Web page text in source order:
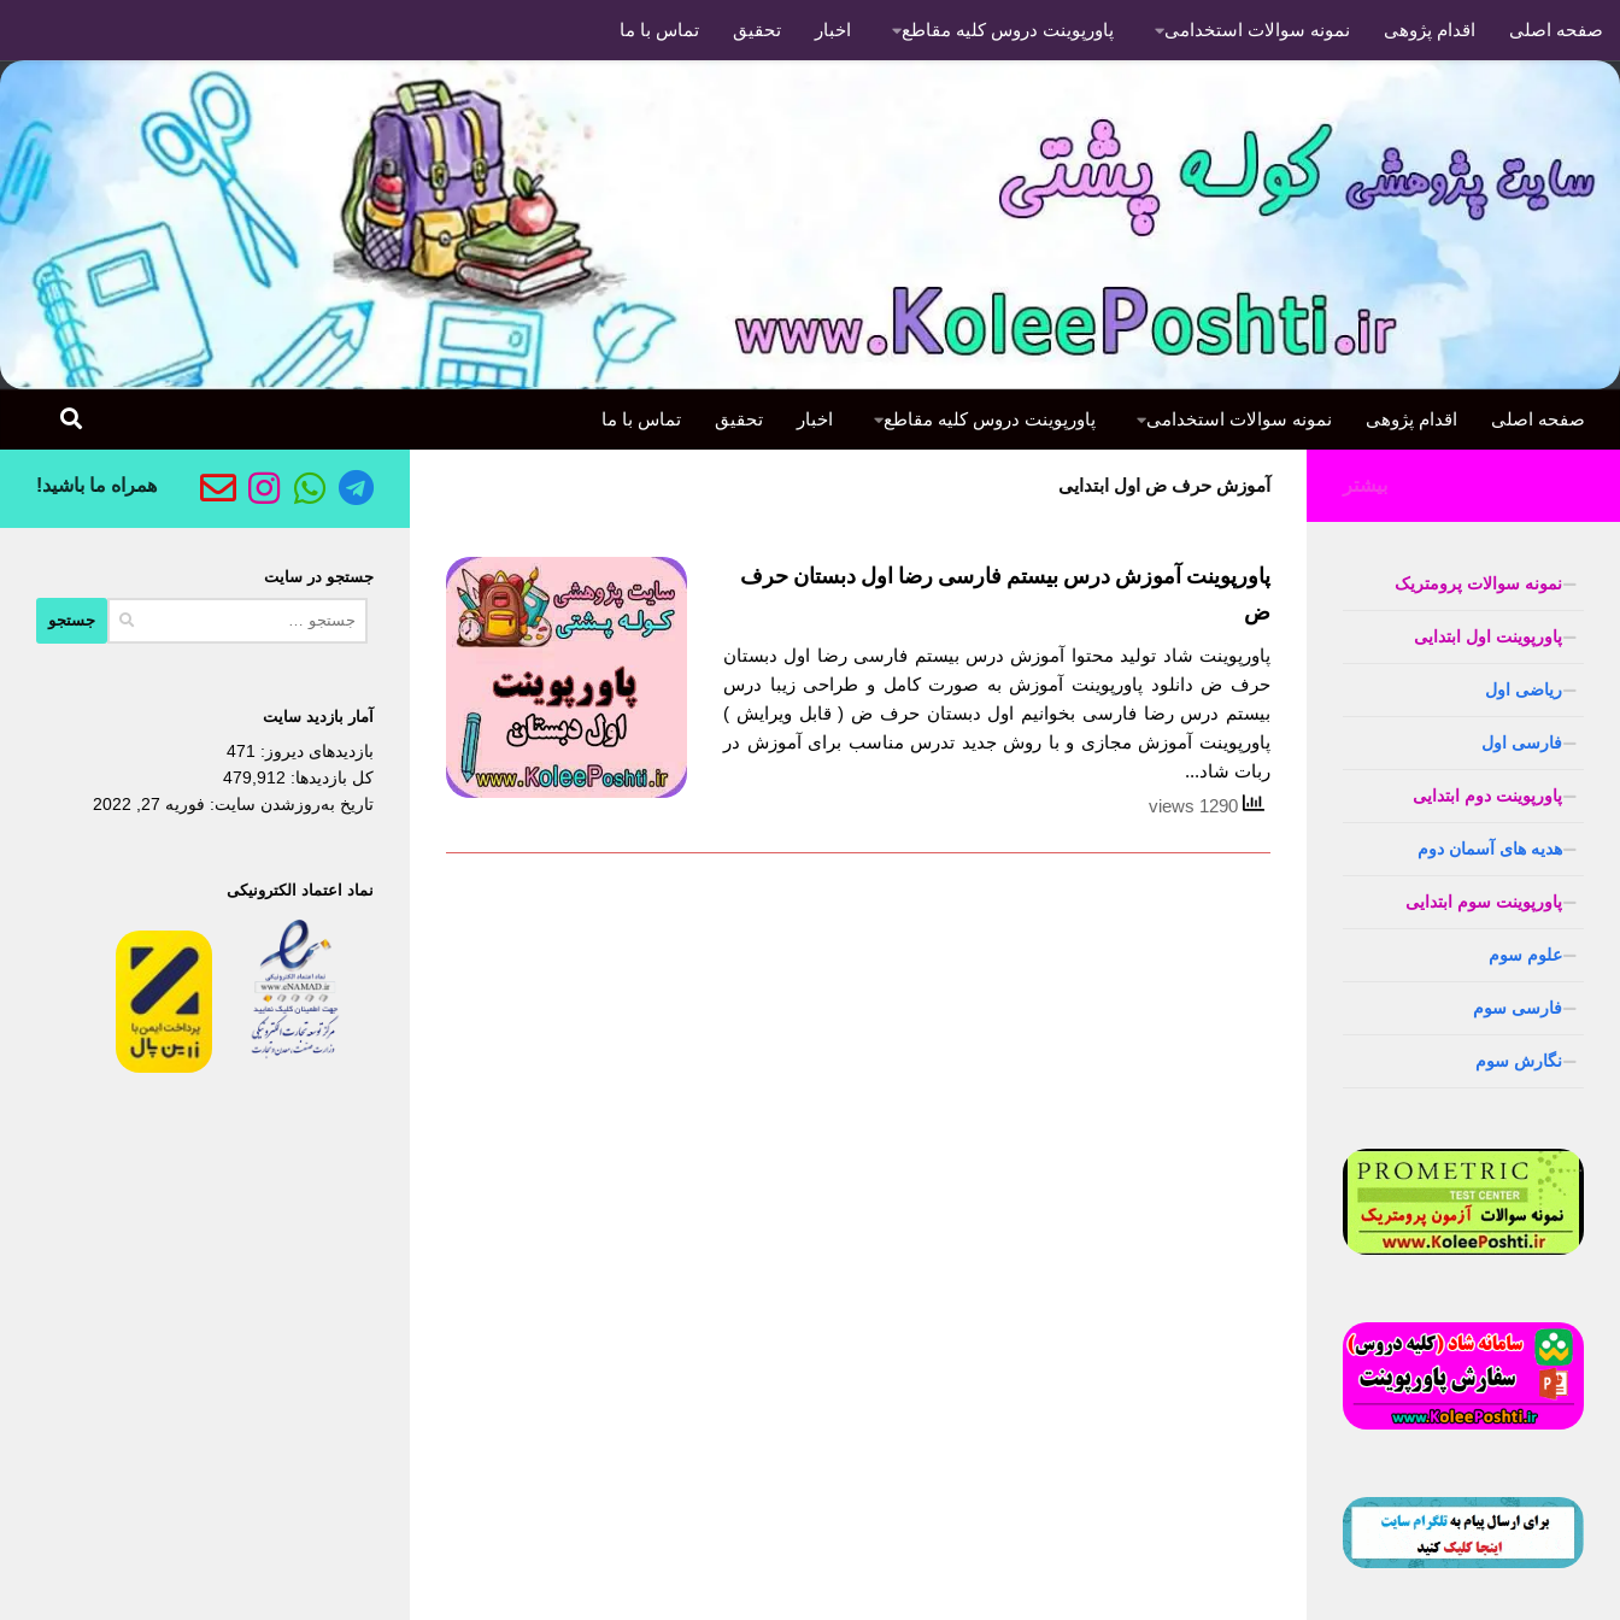
صفحه اصلی اقدام پژوهی نمونه سوالات استخدامی پاورپوینت دروس کلیه مقاطع اخبار تحقیق تماس با ما
صفحه اصلی اقدام پژوهی نمونه سوالات استخدامی پاورپوینت دروس کلیه مقاطع اخبار تحقیق تماس با ما
آموزش حرف ض اول ابتدایی
پاورپوینت آموزش درس بیستم فارسی رضا اول دبستان حرف
ض
پاورپوینت شاد تولید محتوا آموزش درس بیستم فارسی رضا اول دبستان
حرف ض دانلود پاورپوینت آموزش به صورت کامل و طراحی زیبا درس
بیستم درس رضا فارسی بخوانیم اول دبستان حرف ض ( قابل ویرایش )
پاورپوینت آموزش مجازی و با روش جدید تدرس مناسب برای آموزش در
ربات شاد...
همراه ما باشید!
جستجو در سایت
آمار بازدید سایت
بازدیدهای دیروز: 471
کل بازدیدها: 479,912
تاریخ به‌روزشدن سایت: فوریه 27, 2022
نماد اعتماد الکترونیکی
بیشتر
نمونه سوالات پرومتریک
پاورپوینت اول ابتدایی
ریاضی اول
فارسی اول
پاورپوینت دوم ابتدایی
هدیه های آسمان دوم
پاورپوینت سوم ابتدایی
علوم سوم
فارسی سوم
نگارش سوم